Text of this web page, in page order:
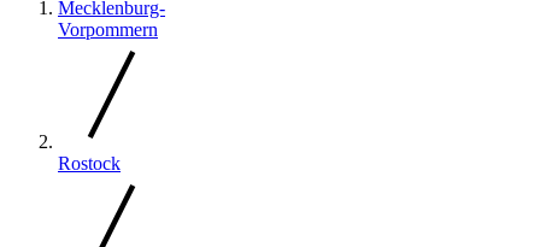
Mecklenburg-
Vorpommern
Rostock